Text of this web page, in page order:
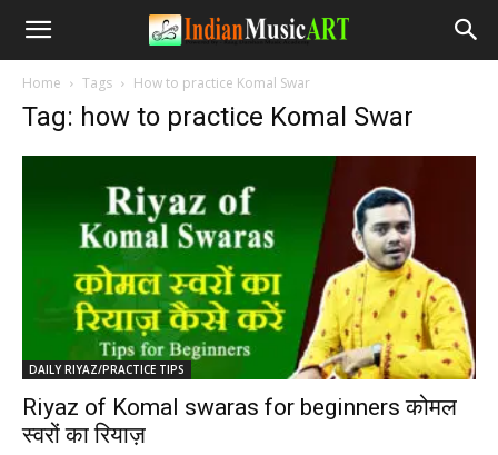
Home Tags How to practice Komal Swar
Tag: how to practice Komal Swar
DAILY RIYAZ/PRACTICE TIPS
Riyaz of Komal swaras for beginners कोमल
स्वरों का रियाज़